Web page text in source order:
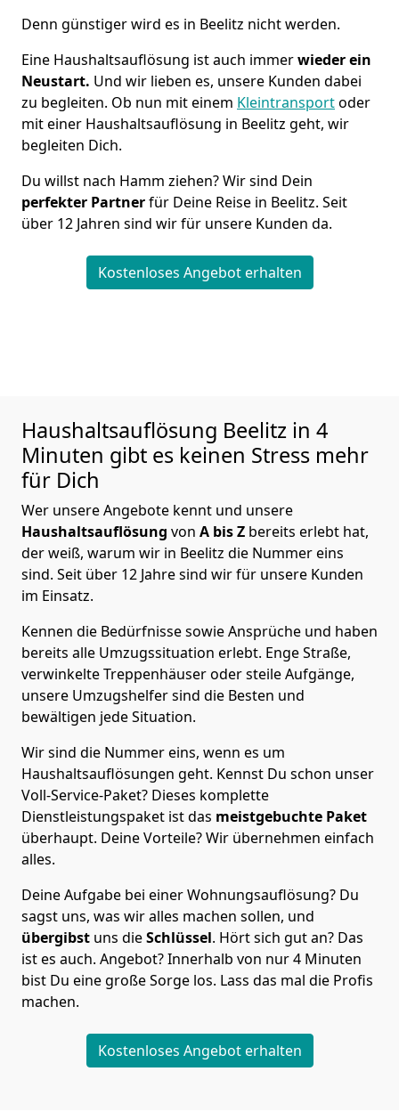
Denn günstiger wird es in Beelitz nicht werden.
Eine Haushaltsauflösung ist auch immerwieder ein
Neustart. Und wir lieben es, unsere Kunden dabei
zu begleiten. Ob nun mit einem Kleintransportoder
mit einer Haushaltsauflösung in Beelitz geht, wir
begleiten Dich.
Du willst nach Hamm ziehen? Wir sind Dein
perfekter Partnerfür Deine Reise in Beelitz. Seit
über 12 Jahren sind wir für unsere Kunden da.
Kostenloses Angebot erhalten
Haushaltsauflösung Beelitz in 4
Minuten gibt es keinen Stress mehr
für Dich
Wer unsere Angebote kennt und unsere
Haushaltsauflösung von A bis Z bereits erlebt hat,
der weiß, warum wir in Beelitz die Nummer eins
sind. Seit über 12 Jahre sind wir für unsere Kunden
im Einsatz.
Kennen die Bedürfnisse sowie Ansprüche und haben
bereits alle Umzugssituation erlebt. Enge Straße,
verwinkelte Treppenhäuser oder steile Aufgänge,
unsere Umzugshelfer sind die Besten und
bewältigen jede Situation.
Wir sind die Nummer eins, wenn es um
Haushaltsauflösungen geht. Kennst Du schon unser
Voll-Service-Paket? Dieses komplette
Dienstleistungspaket ist das meistgebuchte Paket
überhaupt. Deine Vorteile? Wir übernehmen einfach
alles.
Deine Aufgabe bei einer Wohnungsauflösung? Du
sagst uns, was wir alles machen sollen, und
übergibst uns dieSchlüssel. Hört sich gut an? Das
ist es auch. Angebot? Innerhalb von nur 4 Minuten
bist Du eine große Sorge los. Lass das mal die Profis
machen.
Kostenloses Angebot erhalten